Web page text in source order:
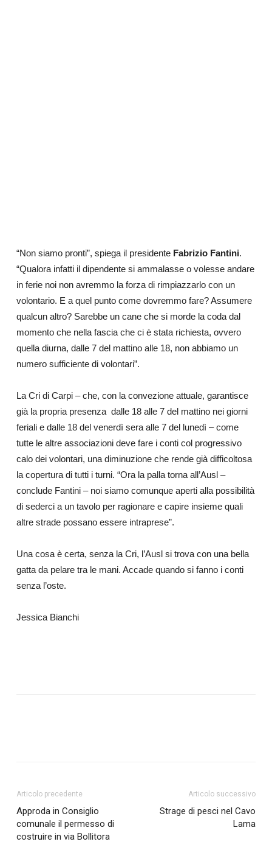
“Non siamo pronti”, spiega il presidente Fabrizio Fantini.
“Qualora infatti il dipendente si ammalasse o volesse andare
in ferie noi non avremmo la forza di rimpiazzarlo con un
volontario. E a quel punto come dovremmo fare? Assumere
qualcun altro? Sarebbe un cane che si morde la coda dal
momento che nella fascia che ci è stata richiesta, ovvero
quella diurna, dalle 7 del mattino alle 18, non abbiamo un
numero sufficiente di volontari”.
La Cri di Carpi – che, con la convezione attuale, garantisce
già la propria presenza dalle 18 alle 7 del mattino nei giorni
feriali e dalle 18 del venerdì sera alle 7 del lunedì – come
tutte le altre associazioni deve fare i conti col progressivo
calo dei volontari, una diminuzione che rende già difficoltosa
la copertura di tutti i turni. “Ora la palla torna all’Ausl –
conclude Fantini – noi siamo comunque aperti alla possibilità
di sederci a un tavolo per ragionare e capire insieme quali
altre strade possano essere intraprese”.
Una cosa è certa, senza la Cri, l’Ausl si trova con una bella
gatta da pelare tra le mani. Accade quando si fanno i conti
senza l’oste.
Jessica Bianchi
Articolo precedente
Approda in Consiglio
comunale il permesso di
costruire in via Bollitora
Articolo successivo
Strage di pesci nel Cavo
Lama